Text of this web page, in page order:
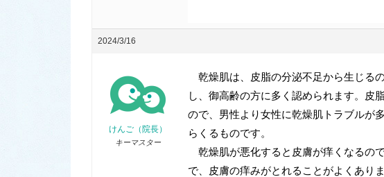
2024/3/16
けんご（院長）
キーマスター
乾燥肌は、皮脂の分泌不足から生じる
し、御高齢の方に多く認められます。皮
ので、男性より女性に乾燥肌トラブルが
らくるものです。
乾燥肌が悪化すると皮膚が痒くなるの
で、皮膚の痒みがとれることがよくあ